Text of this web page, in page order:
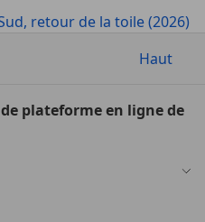
retour de la toile (2026)
Haut
plateforme en ligne de